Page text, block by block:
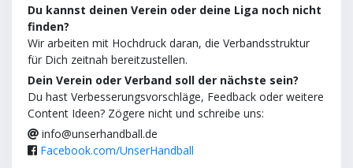
Du kannst deinen Verein oder deine Liga noch nicht
finden?
Wir arbeiten mit Hochdruck daran, die Verbandsstruktur
für Dich zeitnah bereitzustellen.
Dein Verein oder Verband soll der nächste sein?
Du hast Verbesserungsvorschläge, Feedback oder weitere
Content Ideen? Zögere nicht und schreibe uns:
info@unserhandball.de
Facebook.com/UnserHandball